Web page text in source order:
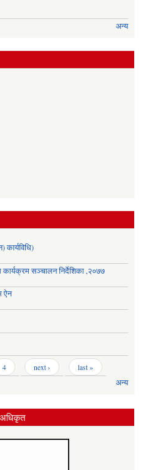
अन्य
कार्यक्रम सञ्चालन निर्देशिका ,२०७७
ऐन
4 next › last »
अन्य
अधिकृत